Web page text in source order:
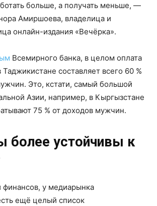
больше, а получать меньше, —
Амиршоева, владелица и
онлайн-издания «Вечёрка».
Всемирного банка, в целом оплата
составляет всего 60 %
Это, кстати, самый большой
Азии, например, в Кыргызстане
75 % от доходов мужчин.
устойчивы к
финансов, у медиарынка
ещё целый список